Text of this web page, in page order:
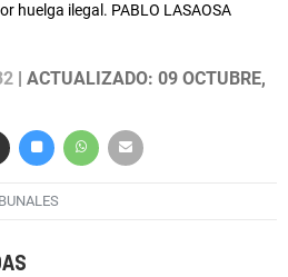
huelga ilegal. PABLO LASAOSA
| ACTUALIZADO: 09 OCTUBRE,